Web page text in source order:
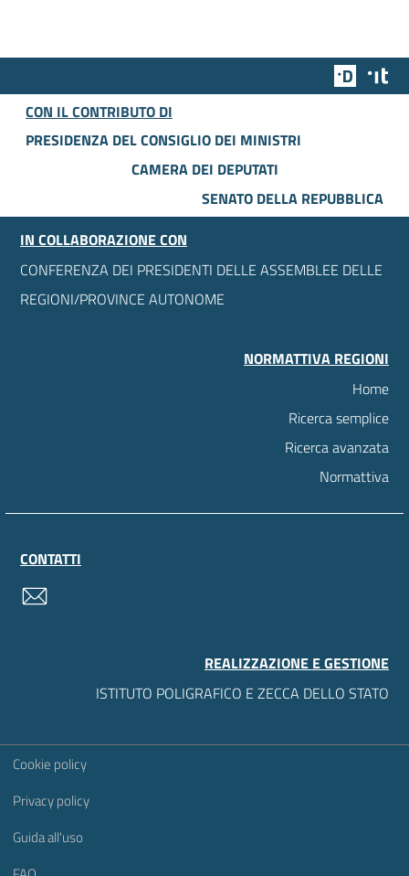
Team
CON IL CONTRIBUTO DI
PRESIDENZA DEL CONSIGLIO DEI MINISTRI
CAMERA DEI DEPUTATI
SENATO DELLA REPUBBLICA
IN COLLABORAZIONE CON
CONFERENZA DEI PRESIDENTI DELLE ASSEMBLEE DELLE
REGIONI/PROVINCE AUTONOME
NORMATTIVA REGIONI
Home
Ricerca semplice
Ricerca avanzata
Normattiva
CONTATTI
REALIZZAZIONE E GESTIONE
ISTITUTO POLIGRAFICO E ZECCA DELLO STATO
Sezione Link Utili
Cookie policy
Privacy policy
Guida all'uso